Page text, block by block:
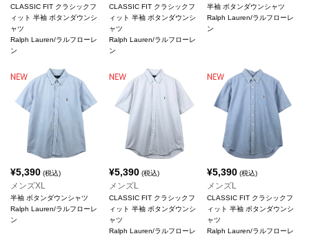
CLASSIC FIT クラシックフ
ィット 半袖 ボタンダウンシ
ャツ
Ralph Lauren/ラルフローレ
ン
CLASSIC FIT クラシックフ
ィット 半袖 ボタンダウンシ
ャツ
Ralph Lauren/ラルフローレ
ン
半袖 ボタンダウンシャツ
Ralph Lauren/ラルフローレ
ン
¥5,390 (税込)
メンズXL
半袖 ボタンダウンシャツ
Ralph Lauren/ラルフローレ
ン
¥5,390(税込)
メンズL
CLASSIC FIT クラシックフ
ィット 半袖 ボタンダウンシ
ャツ
Ralph Lauren/ラルフローレ
¥5,390 (税込)
メンズL
CLASSIC FIT クラシックフ
ィット 半袖 ボタンダウンシ
ャツ
Ralph Lauren/ラルフローレ